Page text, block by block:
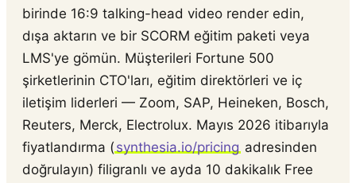
birinde 16:9 talking-head video render edin,
dışa aktarın ve bir SCORM eğitim paketi veya
LMS'ye gömün. Müşterileri Fortune 500
şirketlerinin CTO'ları, eğitim direktörleri ve iç
iletişim liderleri — Zoom, SAP, Heineken, Bosch,
Reuters, Merck, Electrolux. Mayıs 2026 itibarıyla
fiyatlandırma (synthesia.io/pricing adresinden
doğrulayın) filigranlı ve ayda 10 dakikalık Free